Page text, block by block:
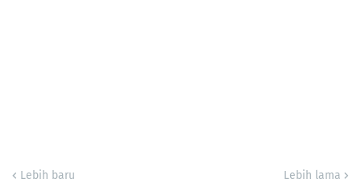
Lebih baru Lebih lama